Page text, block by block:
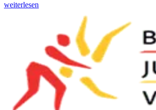
weiterlesen